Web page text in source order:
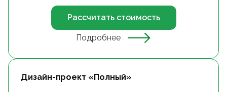
Рассчитать стоимость
Подробнее
Дизайн-проект «Полный»